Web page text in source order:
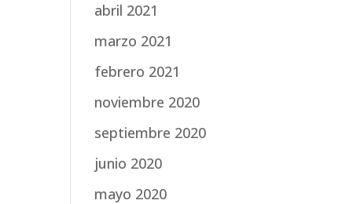
abril 2021
marzo 2021
febrero 2021
noviembre 2020
septiembre 2020
junio 2020
mayo 2020